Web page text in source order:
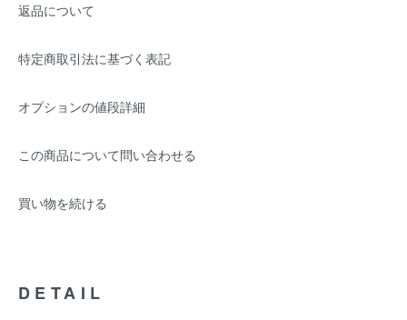
返品について
特定商取引法に基づく表記
オプションの値段詳細
この商品について問い合わせる
買い物を続ける
DETAIL